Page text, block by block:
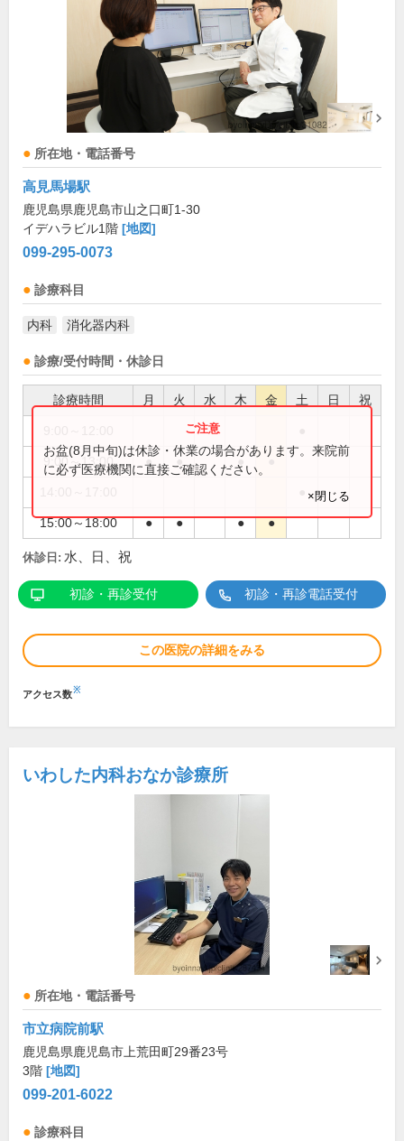
所在地・電話番号
高見馬場駅
鹿児島県鹿児島市山之口町1-30
イデハラビル1階 [地図]
099-295-0073
診療科目
内科 消化器内科
診療/受付時間・休診日
診療時間 月 火 水 木 金 土 日 祝
9:00～13:00 ● ● ● ●
15:00～18:00 ● ● ● ●
お盆(8月中旬)は休診・休業の場合があります。来院前
に必ず医療機関に直接ご確認ください。
×閉じる
休診日: 水、日、祝
初診・再診受付 初診・再診電話受付
この医院の詳細をみる
アクセス数※
いわした内科おなか診療所
所在地・電話番号
市立病院前駅
鹿児島県鹿児島市上荒田町29番23号
3階 [地図]
099-201-6022
診療科目